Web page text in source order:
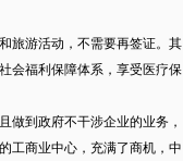
旅游活动，不需要再签证。其
会福利保障体系，享受医疗保
到政府不干涉企业的业务，
工商业中心，充满了商机，中